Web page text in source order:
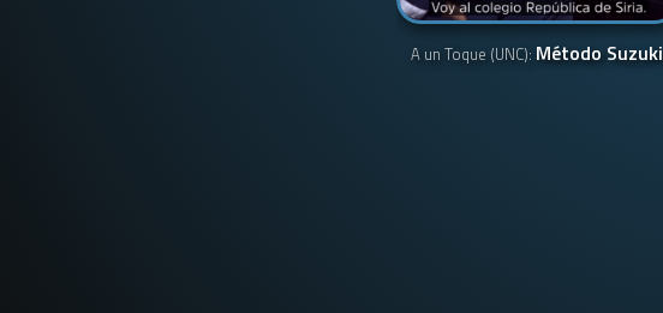
A un Toque (UNC): Método Suzuki